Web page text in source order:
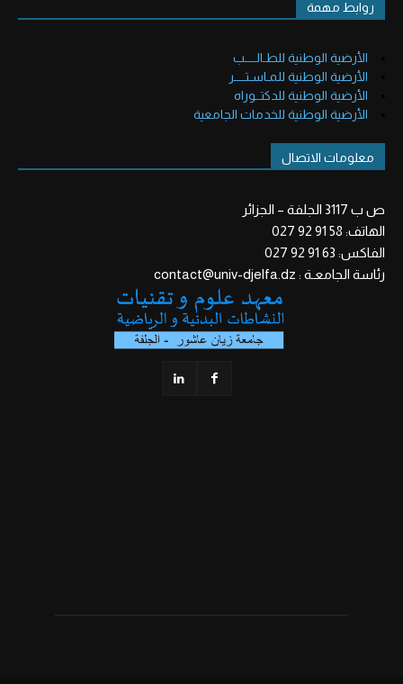
روابط مهمة
الأرضية الوطنية للطـالــــب
الأرضية الوطنية للمـاسـتــــر
الأرضية الوطنية للدكتــوراه
الأرضية الوطنية للخدمات الجامعية
معلومات الاتصال
ص ب 3117 الجلفة – الجزائر
الهاتف: 58 91 92 027
الفاكس: 63 91 92 027
رئاسة الجامعـة : contact@univ-djelfa.dz